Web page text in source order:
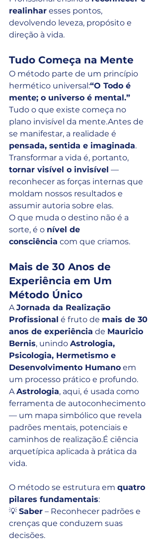
realinhar esses pontos,
devolvendo leveza, propósito e
direção à vida.
Tudo Começa na Mente
O método parte de um princípio
hermético universal:“O Todo é
mente; o universo é mental.”
Tudo o que existe começa no
plano invisível da mente.Antes de
se manifestar, a realidade é
pensada, sentida e imaginada.
Transformar a vida é, portanto,
tornar visível o invisível —
reconhecer as forças internas que
moldam nossos resultados e
assumir autoria sobre elas.
O que muda o destino não é a
sorte, é o nível de
consciência com que criamos.
Mais de 30 Anos de
Experiência em Um
Método Único
A Jornada da Realização
Profissional é fruto de mais de 30
anos de experiência de Mauricio
Bernis, unindo Astrologia,
Psicologia, Hermetismo e
Desenvolvimento Humano em
um processo prático e profundo.
A Astrologia, aqui, é usada como
ferramenta de autoconhecimento
— um mapa simbólico que revela
padrões mentais, potenciais e
caminhos de realização.É ciência
arquetípica aplicada à prática da
vida.
O método se estrutura em quatro
pilares fundamentais:
💡 Saber – Reconhecer padrões e
crenças que conduzem suas
decisões.